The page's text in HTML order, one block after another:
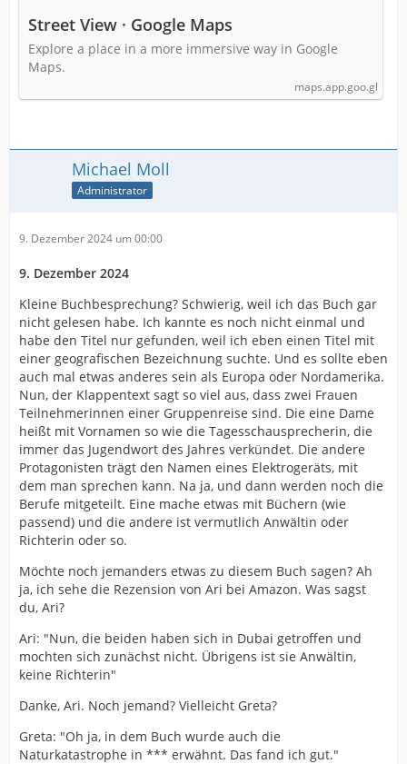
Street View · Google Maps
Explore a place in a more immersive way in Google
Maps.
maps.app.goo.gl
Michael Moll
Administrator
9. Dezember 2024 um 00:00
9. Dezember 2024
Kleine Buchbesprechung? Schwierig, weil ich das Buch gar
nicht gelesen habe. Ich kannte es noch nicht einmal und
habe den Titel nur gefunden, weil ich eben einen Titel mit
einer geografischen Bezeichnung suchte. Und es sollte eben
auch mal etwas anderes sein als Europa oder Nordamerika.
Nun, der Klappentext sagt so viel aus, dass zwei Frauen
Teilnehmerinnen einer Gruppenreise sind. Die eine Dame
heißt mit Vornamen so wie die Tagesschausprecherin, die
immer das Jugendwort des Jahres verkündet. Die andere
Protagonisten trägt den Namen eines Elektrogeräts, mit
dem man sprechen kann. Na ja, und dann werden noch die
Berufe mitgeteilt. Eine mache etwas mit Büchern (wie
passend) und die andere ist vermutlich Anwältin oder
Richterin oder so.
Möchte noch jemanders etwas zu diesem Buch sagen? Ah
ja, ich sehe die Rezension von Ari bei Amazon. Was sagst
du, Ari?
Ari: "Nun, die beiden haben sich in Dubai getroffen und
mochten sich zunächst nicht. Übrigens ist sie Anwältin,
keine Richterin"
Danke, Ari. Noch jemand? Vielleicht Greta?
Greta: "Oh ja, in dem Buch wurde auch die
Naturkatastrophe in *** erwähnt. Das fand ich gut."